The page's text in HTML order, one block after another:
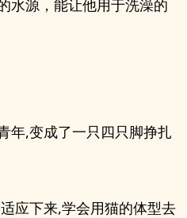
水源，能让他用于洗澡的
年,变成了一只四只脚挣扎
应下来,学会用猫的体型去